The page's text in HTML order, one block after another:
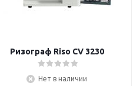
Ризограф Riso CV 3230
Нет в наличии